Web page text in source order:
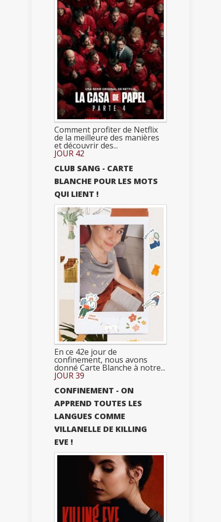
Comment profiter de Netflix
de la meilleure des manières
et découvrir des...
JOUR 42
CLUB SANG - CARTE
BLANCHE POUR LES MOTS
QUI LIENT !
En ce 42e jour de
confinement, nous avons
donné Carte Blanche à notre...
JOUR 39
CONFINEMENT - ON
APPREND TOUTES LES
LANGUES COMME
VILLANELLE DE KILLING
EVE !